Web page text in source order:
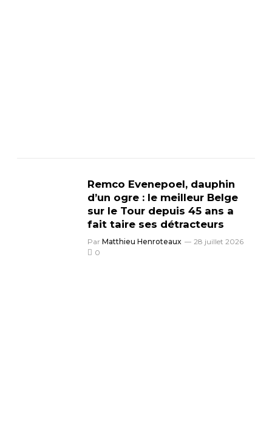
Remco Evenepoel, dauphin
d’un ogre : le meilleur Belge
sur le Tour depuis 45 ans a
fait taire ses détracteurs
Par Matthieu Henroteaux
28 juillet 2026
0